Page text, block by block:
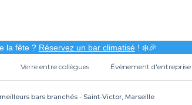
la fête ? Réservez un bar climatisé! ❄️🎉
Verre entre collègues Évènement d'entreprise
bars branchés - Saint-Victor, Marseille